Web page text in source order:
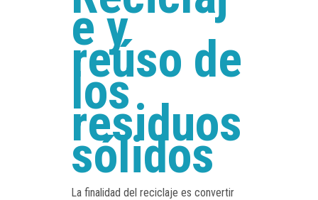
e y
reúso de
los
residuos
sólidos
La finalidad del reciclaje es convertir